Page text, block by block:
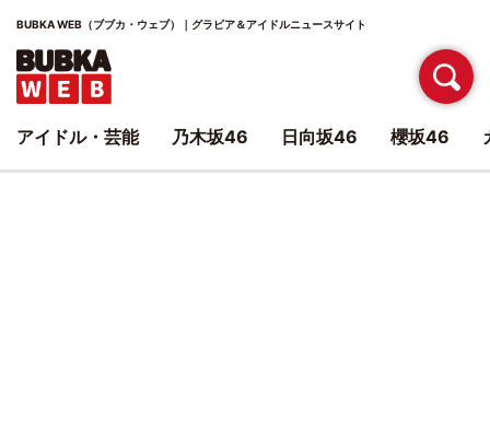
BUBKA WEB（ブブカ・ウェブ）｜グラビア＆アイドルニュースサイト
アイドル・芸能 乃木坂46 日向坂46 櫻坂46